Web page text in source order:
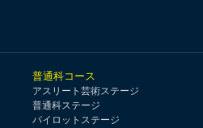
普通科コース
アスリート芸術ステージ
普通科ステージ
パイロットステージ